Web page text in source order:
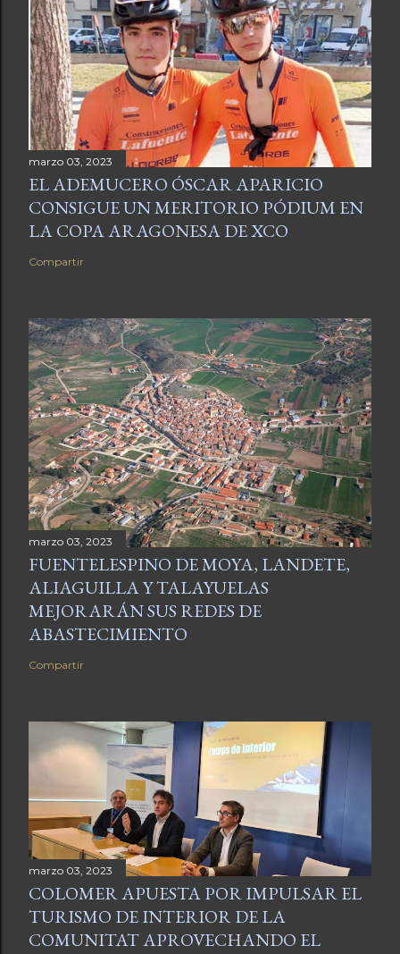
marzo 03, 2023
EL ADEMUCERO ÓSCAR APARICIO
CONSIGUE UN MERITORIO PÓDIUM EN
LA COPA ARAGONESA DE XCO
Compartir
marzo 03, 2023
FUENTELESPINO DE MOYA, LANDETE,
ALIAGUILLA Y TALAYUELAS
MEJORARÁN SUS REDES DE
ABASTECIMIENTO
Compartir
marzo 03, 2023
COLOMER APUESTA POR IMPULSAR EL
TURISMO DE INTERIOR DE LA
COMUNITAT APROVECHANDO EL